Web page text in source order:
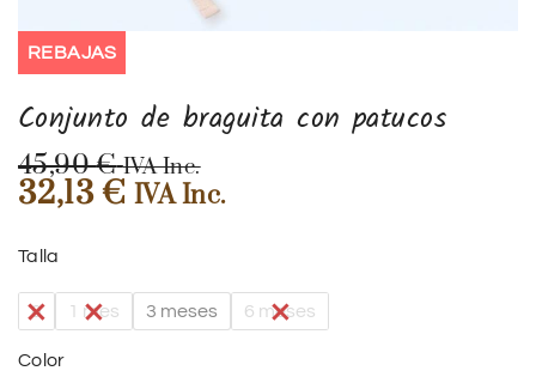
REBAJAS
Conjunto de braguita con patucos
45,90€ IVA Inc.
32,13€ IVA Inc.
Talla
0 1 mes 3 meses 6 meses
Color